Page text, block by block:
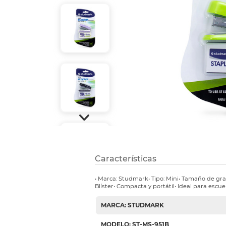
Características
• Marca: Studmark• Tipo: Mini• Tamaño de
Blíster• Compacta y portátil• Ideal para
MARCA: STUDMARK
MODELO: ST-MS-951B